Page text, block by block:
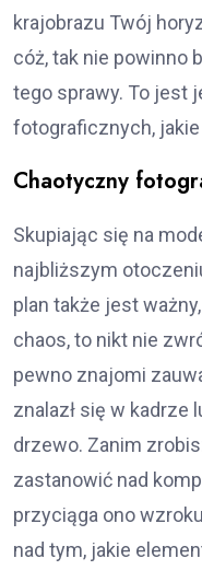
krajobrazu Twój
cóż, tak nie powinno
tego sprawy. To jest
fotograficznych, jakie
Chaotyczny
Skupiając się na
najbliższym
plan także jest
chaos, to nikt nie
pewno znajomi
znalazł się w kadrze
drzewo. Zanim
zastanowić nad
przyciąga ono
nad tym, jakie